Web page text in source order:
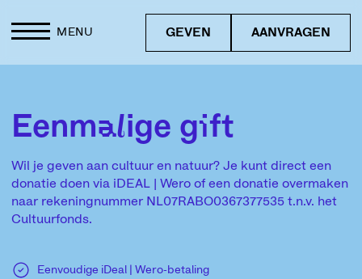
GEVEN AANVRAGEN
MENU
Eenmalige gift
Wil je geven aan cultuur en natuur? Je kunt direct een
donatie doen via iDEAL | Wero of een donatie overmaken
naar rekeningnummer NL07RABO0367377535 t.n.v. het
Cultuurfonds.
Eenvoudige iDeal | Wero-betaling